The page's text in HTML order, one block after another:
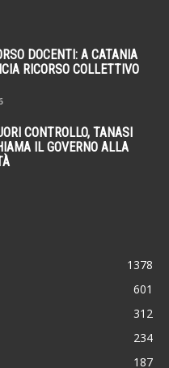
DOCENTI: A CATANIA
RICORSO COLLETTIVO
CONTROLLO, TANASI
IL GOVERNO ALLA
1378
601
312
234
187